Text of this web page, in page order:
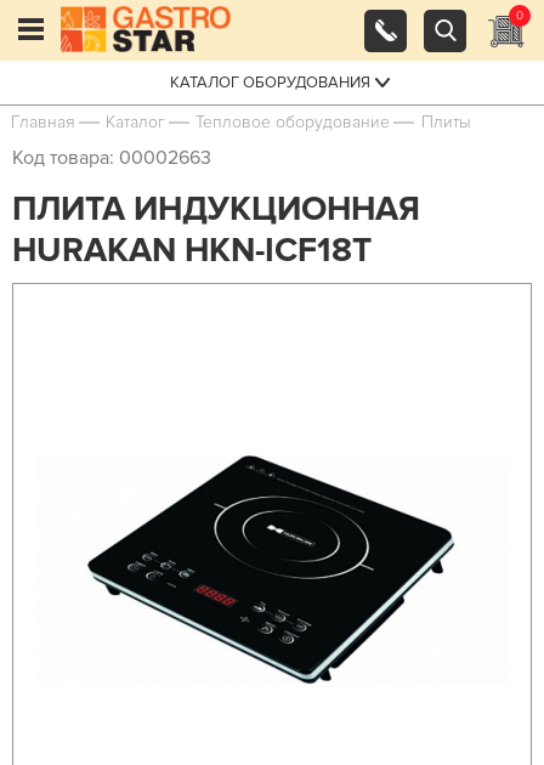
0
КАТАЛОГ ОБОРУДОВАНИЯ
Главная Каталог Тепловое оборудование Плиты
Код товара: 00002663
ПЛИТА ИНДУКЦИОННАЯ
HURAKAN HKN-ICF18T